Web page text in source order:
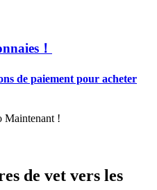
！
de paiement pour acheter
Maintenant !
de vet vers les